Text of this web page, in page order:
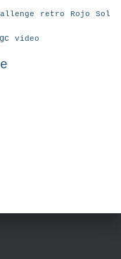
retro Rojo Sol
video